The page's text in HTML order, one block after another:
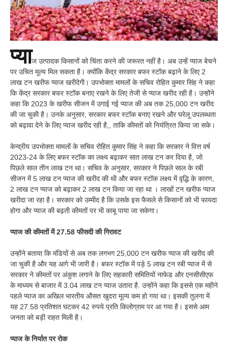
प्याज उत्पादक किसानों को चिंता करने की जरूरत नहीं है। अब उन्हें प्याज बेचने
पर उचित मूल्य मिल सकता है। क्योंकि केंद्र सरकार बफर स्टॉक बढ़ाने के लिए 2
लाख टन खरीफ प्याज खरीदेगी। उपभोक्ता मामलों के सचिव रोहित कुमार सिंह ने कहा
कि केंद्र सरकार बफर स्टॉक बनाए रखने के लिए तेजी से प्याज खरीद रही है। उन्होंने
कहा कि 2023 के खरीफ सीजन में उगाई गई प्याज की अब तक 25,000 टन खरीद
की जा चुकी है। उनके अनुसार, सरकार बफर स्टॉक बनाए रखने और घरेलू उपलब्धता
को बढ़ावा देने के लिए प्याज खरीद रही है,, ताकि कीमतों को नियंत्रित किया जा सके।
केन्द्रीय उपभोक्ता मामलों के सचिव रोहित कुमार सिंह ने कहा कि सरकार ने वित्त वर्ष
2023-24 के लिए बफर स्टॉक का लक्ष्य बढ़ाकर सात लाख टन कर दिया है, जो
पिछले साल तीन लाख टन था। सचिव के अनुसार, सरकार ने पिछले साल के रबी
सीजन में 5 लाख टन प्याज की खरीद की थी और बफर स्टॉक लक्ष्य में वृद्धि के कारण,
2 लाख टन प्याज को बढ़ाकर 2 लाख टन किया जा रहा था । लाखों टन खरीफ प्याज
खरीदा जा रहा है। सरकार को उम्मीद है कि उसके इस फैसले से किसानों को भी फायदा
होगा और प्याज की बढ़ती कीमतों पर भी काबू पाया जा सकेगा।
प्याज की कीमतों में 27.58 फीसदी की गिरावट
उन्होंने बताया कि मंडियों से अब तक लगभग 25,000 टन खरीफ प्याज की खरीद की
जा चुकी है और यह आगे भी जारी है। बफर स्टॉक में पड़े 5 लाख टन रबी प्याज में से
सरकार ने कीमतों पर अंकुश लगाने के लिए सहकारी समितियों नाफेड और एनसीसीएफ
के माध्यम से बाजार में 3.04 लाख टन प्याज उतारा है. उन्होंने कहा कि इससे एक महीने
पहले प्याज का अखिल भारतीय औसत खुदरा मूल्य कम हो गया था। इसकी तुलना में
यह 27.58 प्रतिशत घटकर 42 रुपये प्रति किलोग्राम पर आ गया है। इससे आम
जनता को बड़ी राहत मिली है।
प्याज के निर्यात पर रोक